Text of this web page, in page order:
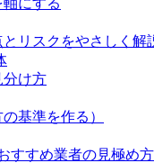
リスクをやさしく解
分け方
基準を作る）
すすめ業者の見極め方